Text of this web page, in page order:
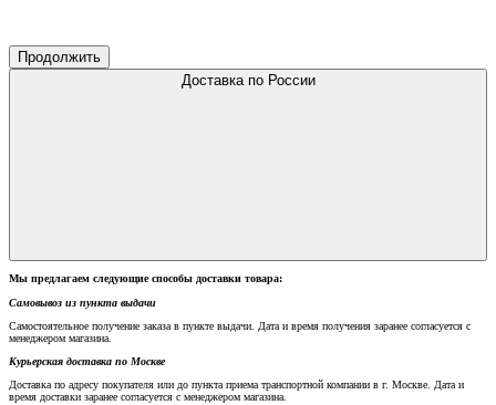
Продолжить
Доставка по России
Мы предлагаем следующие способы доставки товара:
Самовывоз из пункта выдачи
Самостоятельное получение заказа в пункте выдачи. Дата и время получения заранее согласуется с
менеджером магазина.
Курьерская доставка по Москве
Доставка по адресу покупателя или до пункта приема транспортной компании в г. Москве. Дата и
время доставки заранее согласуется с менеджером магазина.